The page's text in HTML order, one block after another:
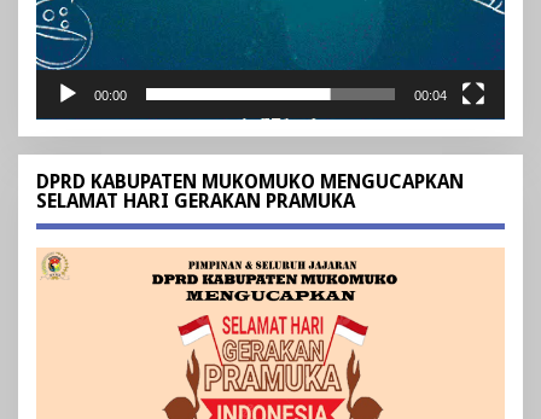
00:00 00:04
DPRD KABUPATEN MUKOMUKO MENGUCAPKAN
SELAMAT HARI GERAKAN PRAMUKA